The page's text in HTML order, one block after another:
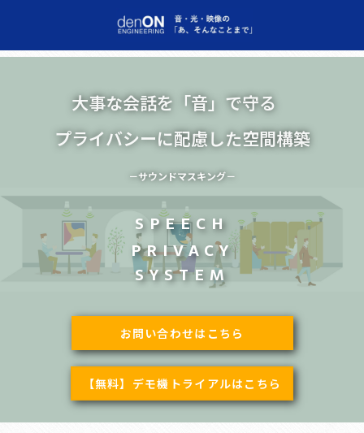
大事な会話を「音」で守る
プライバシーに配慮した空間構築
－サウンドマスキング－
SPEECH
PRIVACY
SYSTEM
お問い合わせはこちら
【無料】デモ機トライアルはこちら